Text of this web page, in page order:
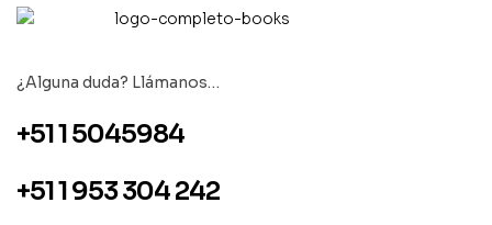
¿Alguna duda? Llámanos…
+51 1 5045984
+51 1 953 304 242